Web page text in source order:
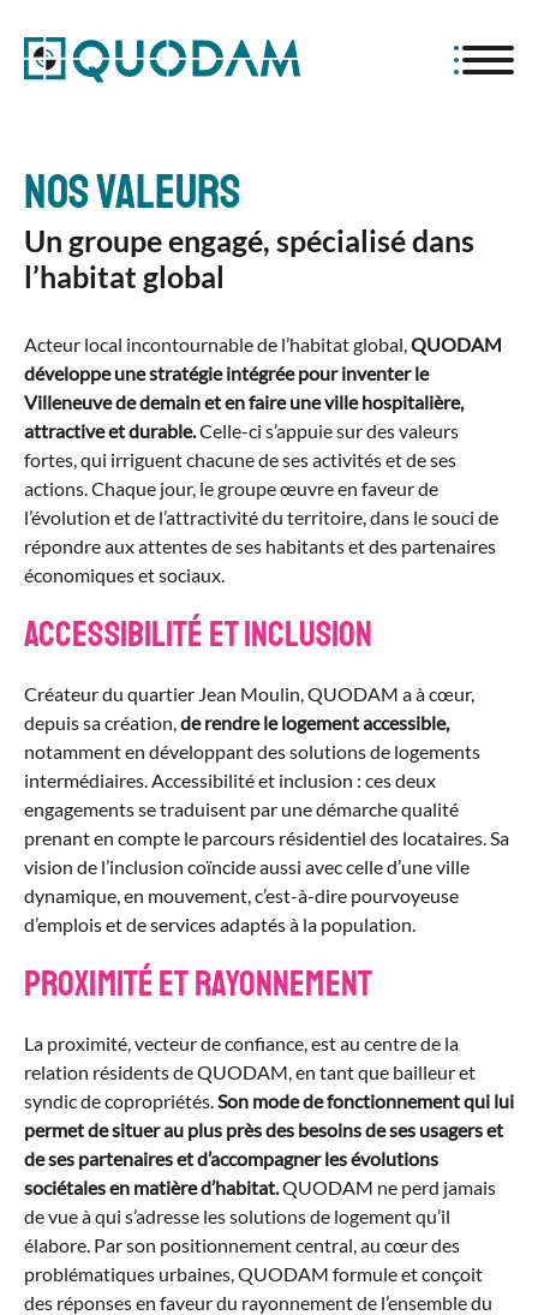
contenu
Nos valeurs
Un groupe engagé, spécialisé dans
l’habitat global
Texte
Riche
Acteur local incontournable de l’habitat global,QUODAM
développe une stratégie intégrée pour inventer le
Villeneuve de demain et en faire une ville hospitalière,
attractive et durable.Celle-ci s’appuie sur des valeurs
fortes, qui irriguent chacune de ses activités et de ses
actions. Chaque jour, le groupe œuvre en faveur de
l’évolution et de l’attractivité du territoire, dans le souci de
répondre aux attentes de ses habitants et des partenaires
économiques et sociaux.
Accessibilité et inclusion
Créateur du quartier Jean Moulin, QUODAM a à cœur,
depuis sa création,de rendre le logement accessible,
notamment en développant des solutions de logements
intermédiaires. Accessibilité et inclusion : ces deux
engagements se traduisent par une démarche qualité
prenant en compte le parcours résidentiel des locataires. Sa
vision de l’inclusion coïncide aussi avec celle d’une ville
dynamique, en mouvement, c’est-à-dire pourvoyeuse
d’emplois et de services adaptés à la population.
Proximité et rayonnement
La proximité, vecteur de confiance, est au centre de la
relation résidents de QUODAM, en tant que bailleur et
syndic de copropriétés.Son mode de fonctionnement qui lui
permet de situer au plus près des besoins de ses usagers et
de ses partenaires et d’accompagner les évolutions
sociétales en matière d’habitat.QUODAM ne perd jamais
de vue à qui s’adresse les solutions de logement qu’il
élabore. Par son positionnement central, au cœur des
problématiques urbaines, QUODAM formule et conçoit
des réponses en faveur du rayonnement de l’ensemble du